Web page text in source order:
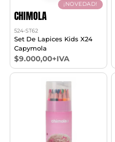
¡NOVEDAD!
CHIMOLA
524-ST62
Set De Lapices Kids X24
Capymola
$9.000,00+IVA